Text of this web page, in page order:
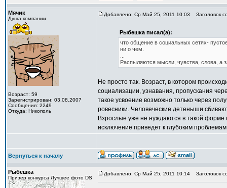
Мячик
Душа компании
Возраст: 59
Зарегистрирован: 03.08.2007
Сообщения: 2249
Откуда: Никополь
Добавлено: Ср Май 25, 2011 10:03 Заголовок
Рыбешка писал(а):
что общение в социальных сетях-
ни о чем.
Распыляются мысли, чувства, слова, а
Не просто так. Возраст, в котором
социализации, узнавания, пропускания
такое усвоение возможно только через
ровесники. Человеческие детеныши
Взрослые уже не нуждаются в такой
исключение приведет к глубоким
Вернуться к началу
Рыбешка
Призер конкурса Лучшее фото DS
Добавлено: Ср Май 25, 2011 10:14 Заголовок